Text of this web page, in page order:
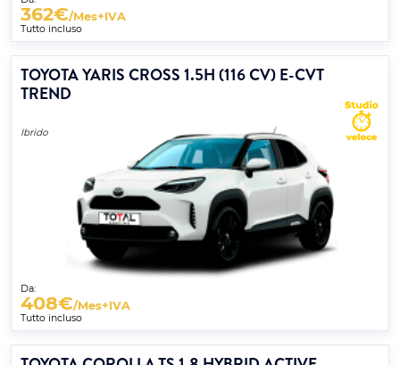
362€/Mes+IVA
Tutto incluso
TOYOTA YARIS CROSS 1.5H (116 CV) E-CVT
TREND
Ibrido
Da:
408€/Mes+IVA
Tutto incluso